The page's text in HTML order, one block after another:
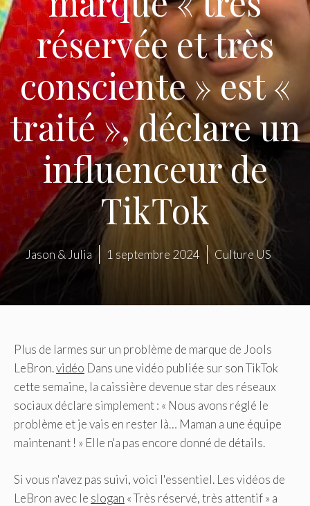
réservée et très
consciente » est «
traité », déclare un
influenceur de
TikTok
Jason & Julia 1 septembre 2024 Culture US
Plus de larmes sur un problème de marque de Jools
LeBron.vidéo Dans une vidéo publiée sur son TikTok
cette semaine, la caissière devenue star des réseaux
sociaux déclare simplement : « Nous avons réglé le
problème et je vais en rester là… Maman a une équipe
maintenant ! » Elle n'a pas encore donné de détails.
Si vous n'avez pas suivi, voici l'essentiel. Les vidéos de
LeBron avec le slogan « Très réservé, très attentif » a